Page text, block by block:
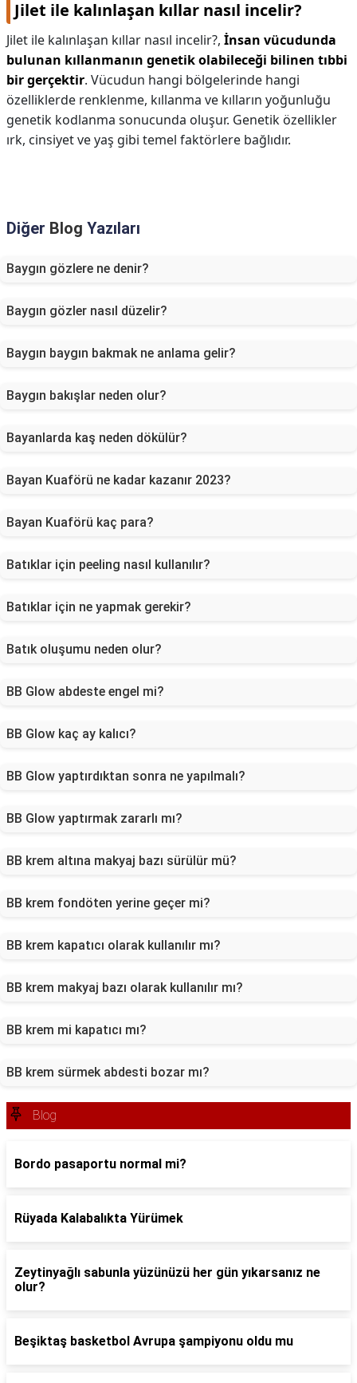
Jilet ile kalınlaşan kıllar nasıl incelir?
Jilet ile kalınlaşan kıllar nasıl incelir?, İnsan vücudunda
bulunan kıllanmanın genetik olabileceği bilinen tıbbi
bir gerçektir. Vücudun hangi bölgelerinde hangi
özelliklerde renklenme, kıllanma ve kılların yoğunluğu
genetik kodlanma sonucunda oluşur. Genetik özellikler
ırk, cinsiyet ve yaş gibi temel faktörlere bağlıdır.
Diğer Blog Yazıları
Baygın gözlere ne denir?
Baygın gözler nasıl düzelir?
Baygın baygın bakmak ne anlama gelir?
Baygın bakışlar neden olur?
Bayanlarda kaş neden dökülür?
Bayan Kuaförü ne kadar kazanır 2023?
Bayan Kuaförü kaç para?
Batıklar için peeling nasıl kullanılır?
Batıklar için ne yapmak gerekir?
Batık oluşumu neden olur?
BB Glow abdeste engel mi?
BB Glow kaç ay kalıcı?
BB Glow yaptırdıktan sonra ne yapılmalı?
BB Glow yaptırmak zararlı mı?
BB krem altına makyaj bazı sürülür mü?
BB krem fondöten yerine geçer mi?
BB krem kapatıcı olarak kullanılır mı?
BB krem makyaj bazı olarak kullanılır mı?
BB krem mi kapatıcı mı?
BB krem sürmek abdesti bozar mı?
Blog
Bordo pasaportu normal mi?
Rüyada Kalabalıkta Yürümek
Zeytinyağlı sabunla yüzünüzü her gün yıkarsanız ne
olur?
Beşiktaş basketbol Avrupa şampiyonu oldu mu